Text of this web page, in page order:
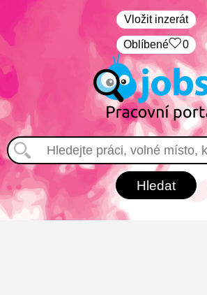
Vložit inzerát
Oblíbené 0